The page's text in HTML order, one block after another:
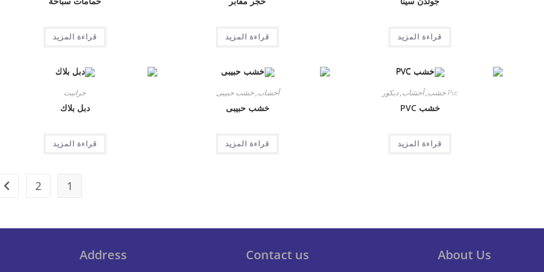
قراءة المزيد قراءة المزيد قراءة المزيد
Pvc خشب ,أخشاب,ديكور
خشب PVC
قراءة المزيد
أخشاب,خشب حبيبى
خشب حبيبى
قراءة المزيد
جرانيت
دبل بلاك
قراءة المزيد
1
2
About Us
Contact us
Address